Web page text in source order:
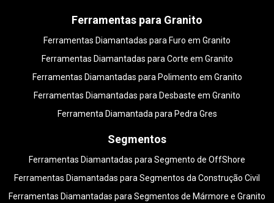
Ferramentas para Granito
Ferramentas Diamantadas para Furo em Granito
Ferramentas Diamantadas para Corte em Granito
Ferramentas Diamantadas para Polimento em Granito
Ferramentas Diamantadas para Desbaste em Granito
Ferramenta Diamantada para Pedra Gres
Segmentos
Ferramentas Diamantadas para Segmento de OffShore
Ferramentas Diamantadas para Segmentos da Construção Civil
Ferramentas Diamantadas para Segmentos de Mármore e Granito